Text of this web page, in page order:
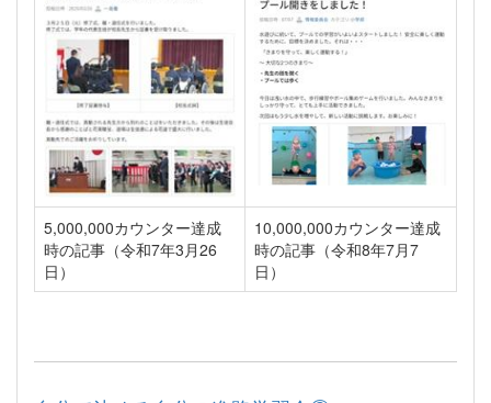
5,000,000カウンター達成
時の記事（令和7年3月26
日）
10,000,000カウンター達成
時の記事（令和8年7月7
日）